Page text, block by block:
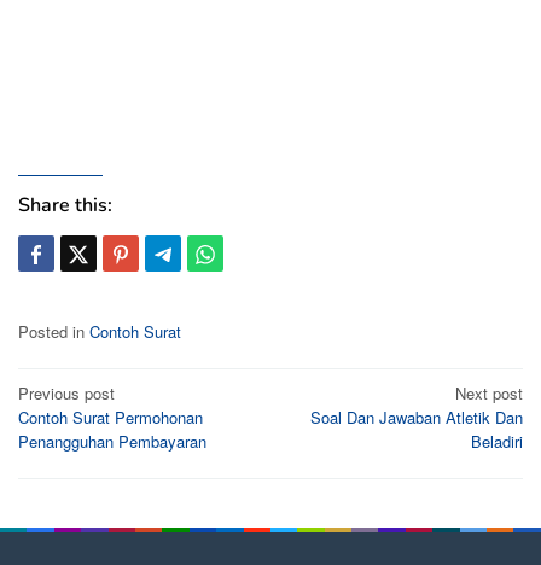
Share this:
Posted in Contoh Surat
Post
navigation
Previous post
Contoh Surat Permohonan
Penangguhan Pembayaran
Next post
Soal Dan Jawaban Atletik Dan
Beladiri